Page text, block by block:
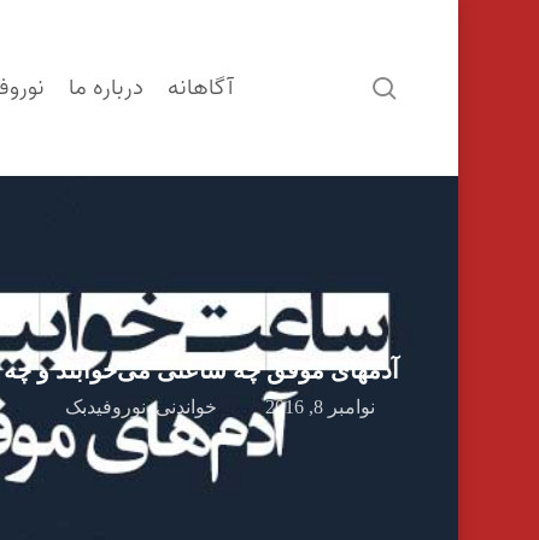
آگاهانه درباره ما search
آدمهای موفق چه ساعتی می‌خوابند و
نوامبر 8, 2016 خواندنی,نوروفیدبک